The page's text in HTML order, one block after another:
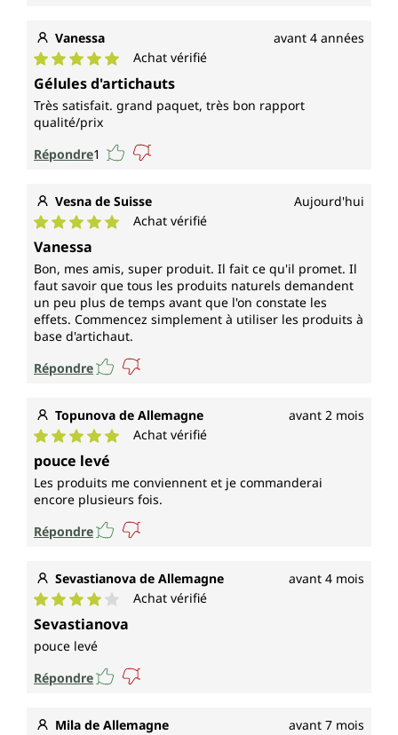
Vanessa avant 4 années
Note moyenne de 5 sur 5 étoiles
Achat vérifié
Gélules d'artichauts
Très satisfait. grand paquet, très bon rapport
qualité/prix
Répondre1
Vesna de Suisse Aujourd'hui
Note moyenne de 5 sur 5 étoiles
Achat vérifié
Vanessa
Bon, mes amis, super produit. Il fait ce qu'il promet. Il
faut savoir que tous les produits naturels demandent
un peu plus de temps avant que l'on constate les
effets. Commencez simplement à utiliser les produits à
base d'artichaut.
Répondre
Topunova de Allemagne avant 2 mois
Note moyenne de 5 sur 5 étoiles
Achat vérifié
pouce levé
Les produits me conviennent et je commanderai
encore plusieurs fois.
Répondre
Sevastianova de Allemagne avant 4 mois
Note moyenne de 4 sur 5 étoiles
Achat vérifié
Sevastianova
pouce levé
Répondre
Mila de Allemagne avant 7 mois